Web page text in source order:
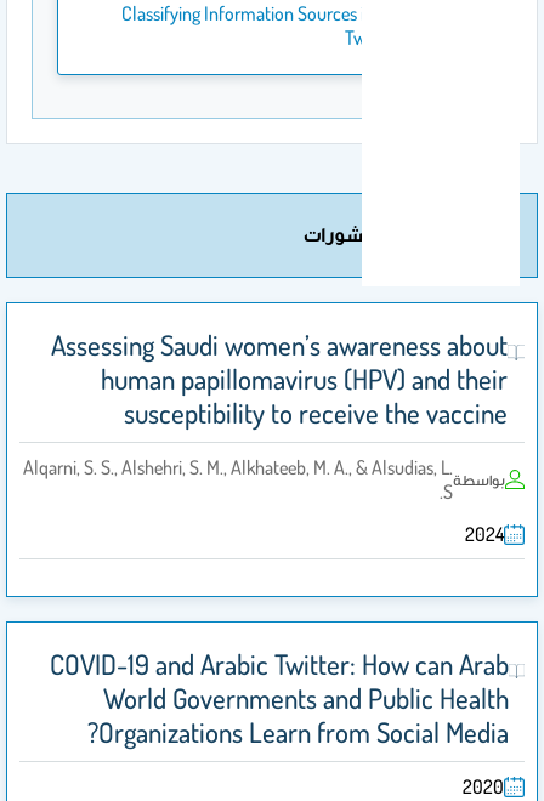
Classifying Information Sources in Arabic
Twitter.pdf
مزيد من المنشورات
Assessing Saudi women’s awareness about
human papillomavirus (HPV) and their
susceptibility to receive the vaccine
بواسطةAlqarni, S. S., Alshehri, S. M., Alkhateeb, M. A., & Alsudias, L.
S.
2024
COVID-19 and Arabic Twitter: How can Arab
World Governments and Public Health
Organizations Learn from Social Media?
2020